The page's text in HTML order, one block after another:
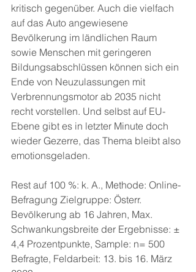
kritisch gegenüber. Auch die vielfach
auf das Auto angewiesene
Bevölkerung im ländlichen Raum
sowie Menschen mit geringeren
Bildungsabschlüssen können sich ein
Ende von Neuzulassungen mit
Verbrennungsmotor ab 2035 nicht
recht vorstellen. Und selbst auf EU-
Ebene gibt es in letzter Minute doch
wieder Gezerre, das Thema bleibt also
emotionsgeladen.
Rest auf 100 %: k. A., Methode: Online-
Befragung Zielgruppe: Österr.
Bevölkerung ab 16 Jahren, Max.
Schwankungsbreite der Ergebnisse: ±
4,4 Prozentpunkte, Sample: n= 500
Befragte, Feldarbeit: 13. bis 16. März